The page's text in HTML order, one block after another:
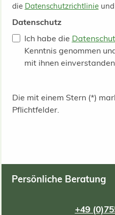
die Datenschutzrichtlinieund
Datenschutz
Ich habe die
Kenntnis genommen
mit ihnen einverstanden.
Die mit einem Stern (*)
Pflichtfelder.
Persönliche Beratung
+49